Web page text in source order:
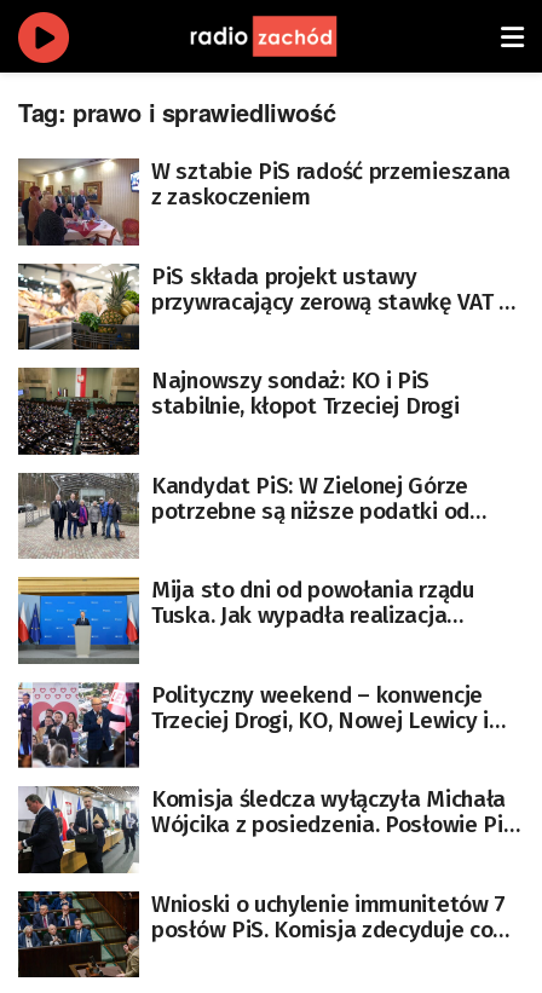
Tag: prawo i sprawiedliwość
W sztabie PiS radość przemieszana
z zaskoczeniem
PiS składa projekt ustawy
przywracający zerową stawkę VAT na
Najnowszy sondaż: KO i PiS
stabilnie, kłopot Trzeciej Drogi
Kandydat PiS: W Zielonej Górze
potrzebne są niższe podatki od
Mija sto dni od powołania rządu
Tuska. Jak wypadła realizacja
Polityczny weekend – konwencje
Trzeciej Drogi, KO, Nowej Lewicy i
Komisja śledcza wyłączyła Michała
Wójcika z posiedzenia. Posłowie PiS
Wnioski o uchylenie immunitetów 7
posłów PiS. Komisja zdecyduje co